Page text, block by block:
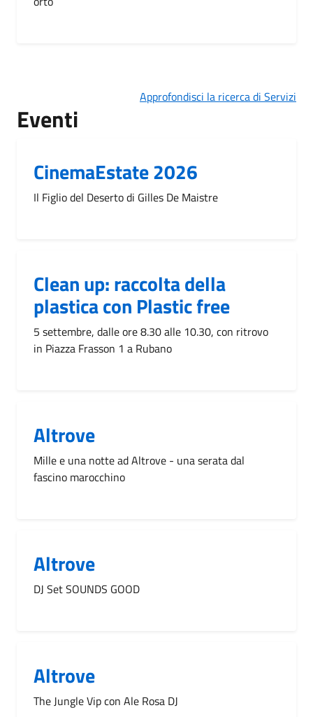
Approfondisci la ricerca di Servizi
Eventi
CinemaEstate 2026
Il Figlio del Deserto di Gilles De Maistre
Clean up: raccolta della
plastica con Plastic free
5 settembre, dalle ore 8.30 alle 10.30, con ritrovo
in Piazza Frasson 1 a Rubano
Altrove
Mille e una notte ad Altrove - una serata dal
fascino marocchino
Altrove
DJ Set SOUNDS GOOD
Altrove
The Jungle Vip con Ale Rosa DJ